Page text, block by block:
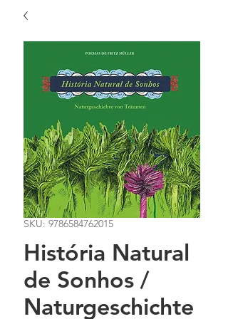
SKU: 9786584762015
História Natural
de Sonhos /
Naturgeschichte